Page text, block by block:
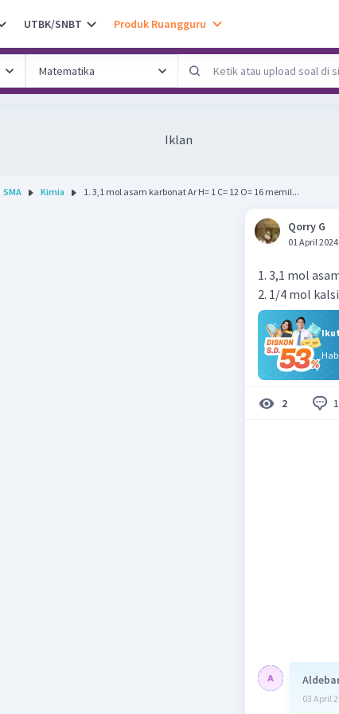
UTBK/SNBT Produk Ruangguru
Iklan
SMA Kimia 1. 3,1 mol asam karbonat Ar H= 1 C= 12 O= 16 memil...
Qorry G
01 April
1. 3,1 mol
2. 1/4 mol
2 1
03 April